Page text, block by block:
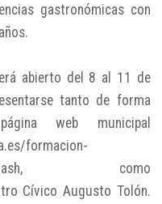
gastronómicas con
abierto del 8 al 11 de
tanto de forma
web municipal
formacion-
smash, como
Cívico Augusto Tolón.